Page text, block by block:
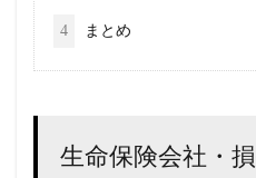
4 まとめ
生命保険会社・